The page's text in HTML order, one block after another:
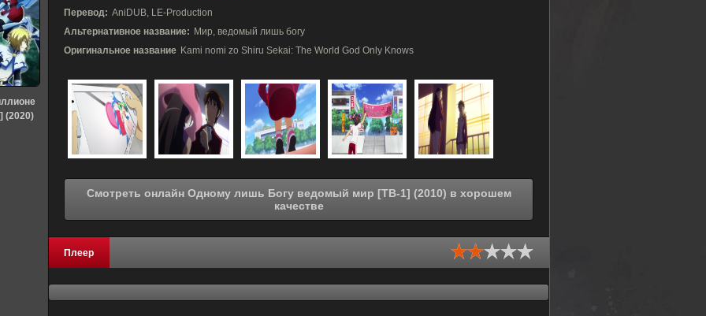
Перевод: AniDUB, LE-Production
Альтернативное название: Мир, ведомый лишь богу
Оригинальное название Kami nomi zo Shiru Sekai: The World God Only Knows
Смотреть онлайн Одному лишь Богу ведомый мир [ТВ-1] (2010) в хорошем
качестве
Плеер
(2020)